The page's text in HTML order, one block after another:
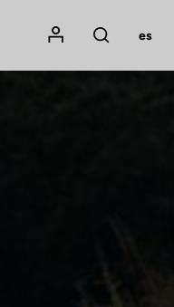
Mon compte
Rechercher
es